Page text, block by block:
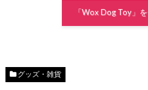
「Wox Dog Toy」
グッズ・雑貨